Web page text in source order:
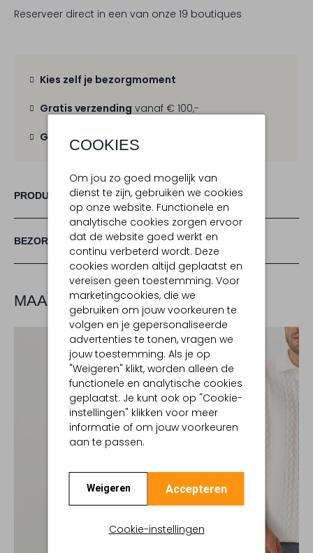
COOKIES
Om jou zo goed mogelijk van
dienst te zijn, gebruiken we cookies
op onze website. Functionele en
analytische cookies zorgen ervoor
dat de website goed werkt en
continu verbeterd wordt. Deze
cookies worden altijd geplaatst en
vereisen geen toestemming. Voor
marketingcookies, die we
gebruiken om jouw voorkeuren te
volgen en je gepersonaliseerde
advertenties te tonen, vragen we
jouw toestemming. Als je op
"Weigeren" klikt, worden alleen de
functionele en analytische cookies
geplaatst. Je kunt ook op "Cookie-
instellingen" klikken voor meer
informatie of om jouw voorkeuren
aan te passen.
Weigeren Accepteren
Cookie-instellingen
Reserveer direct in een van onze 19 boutiques
Kies zelf je bezorgmoment
Gratis verzending vanaf € 100,-
Gratis retour binnen 30 dagen
PRODUCT INFORMATIE
BEZORGEN & RETOURNEREN
MAAK JE LOOK COMPLEET